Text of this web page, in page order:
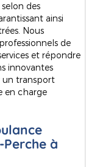
des
ainsi
Nous
de
et répondre
innovantes
un transport
en charge
à